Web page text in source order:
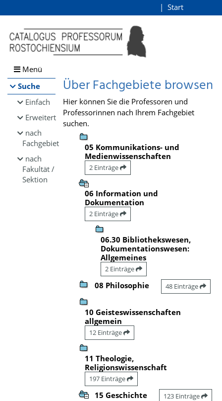
Browsen
direkt zum Inhalt
Start
Menü
Suche
Einfach
Erweitert
nach
Fachgebiet
nach
Fakultät /
Sektion
Über Fachgebiete browsen
Hier können Sie die Professoren und
Professorinnen nach Ihrem Fachgebiet
suchen.
05 Kommunikations- und
Medienwissenschaften
2 Einträge
06 Information und
Dokumentation
2 Einträge
06.30 Bibliothekswesen,
Dokumentationswesen:
Allgemeines
2 Einträge
08 Philosophie 48 Einträge
10 Geisteswissenschaften
allgemein
12 Einträge
11 Theologie,
Religionswissenschaft
197 Einträge
15 Geschichte 123 Einträge